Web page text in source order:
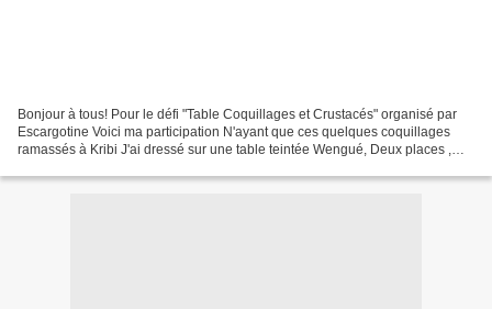
Bonjour à tous! Pour le défi "Table Coquillages et Crustacés" organisé par
Escargotine Voici ma participation N'ayant que ces quelques coquillages
ramassés à Kribi J'ai dressé sur une table teintée Wengué, Deux places ,